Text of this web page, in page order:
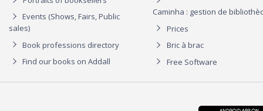
Events (Shows, Fairs, Public
sales)
Book professions directory
Find our books on Addall
Caminha : gestion de
Prices
Bric à brac
Free Software